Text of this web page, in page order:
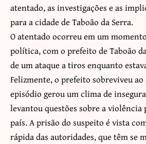
atentado, as investigações e as
para a cidade de Taboão da Serra.
O atentado ocorreu em um
política, com o prefeito de Taboão
de um ataque a tiros enquanto
Felizmente, o prefeito sobreviveu
episódio gerou um clima de
levantou questões sobre a
país. A prisão do suspeito é vista
rápida das autoridades, que têm se